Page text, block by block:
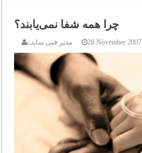
چرا همه شفا نمی‌یابند؟
مدیر فنی سایت 28 November 2007